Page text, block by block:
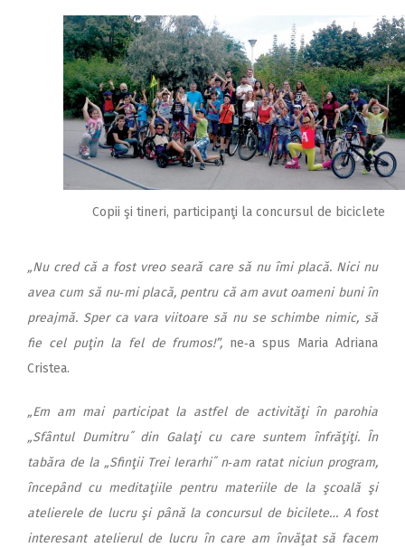
Copii şi tineri, participanţi la concursul de biciclete
„Nu cred că a fost vreo seară care să nu îmi placă. Nici nu
avea cum să nu‑mi placă, pentru că am avut oameni buni în
preajmă. Sper ca vara viitoare să nu se schimbe nimic, să
fie cel puţin la fel de frumos!”, ne‑a spus Maria Adriana
Cristea.
„Em am mai participat la astfel de activităţi în parohia
„Sfântul Dumitru˝ din Galaţi cu care suntem înfrăţiţi. În
tabăra de la „Sfinţii Trei Ierarhi˝ n‑am ratat niciun program,
începând cu meditaţiile pentru materiile de la şcoală şi
atelierele de lucru şi până la concursul de bicilete… A fost
interesant atelierul de lucru în care am învăţat să facem